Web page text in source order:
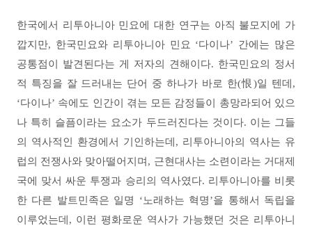
한국에서 리투아니아 민요에 대한 연구는 아직 불모지에 가
깝지만, 한국민요와 리투아니아 민요 ‘다이나’ 간에는 많은
공통점이 발견된다는 게 저자의 견해이다. 한국민요의 정서
적 특징을 잘 드러내는 단어 중 하나가 바로 한(恨)일 텐데 ,
‘다이나’ 속에도 인간이 겪는 모든 감정들이 총망라되어 있으
나 특히 슬픔이라는 요소가 두드러진다는 것이다. 이는 그들
의 역사적인 환경에서 기인하는데 , 리투아니아의 역사는 유
럽의 전쟁사와 맞아떨어지며 , 근현대사는 소련이라는 거대제
국에 맞서 싸운 투쟁과 승리의 역사였다. 리투아니아를 비롯
한 다른 발트민족은 일명 ‘노래하는 혁명’을 통해서 독립을
이루었는데 , 이런 평화로운 역사가 가능했던 것은 리투아니